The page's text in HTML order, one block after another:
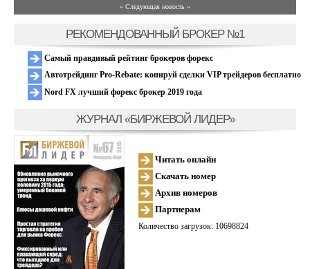
» Следующая новость »
РЕКОМЕНДОВАННЫЙ БРОКЕР №1
Самый правдивый рейтинг брокеров форекс
Автотрейдинг Pro-Rebate: копируй сделки VIP трейдеров бесплатно
Nord FX лучший форекс брокер 2019 года
ЖУРНАЛ «БИРЖЕВОЙ ЛИДЕР»
Читать онлайн
Скачать номер
Архив номеров
Партнерам
Количество загрузок: 10698824